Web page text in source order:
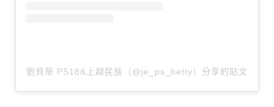
劉貝蒂 PS18&上越民族（@je_ps_betty）分享的貼文